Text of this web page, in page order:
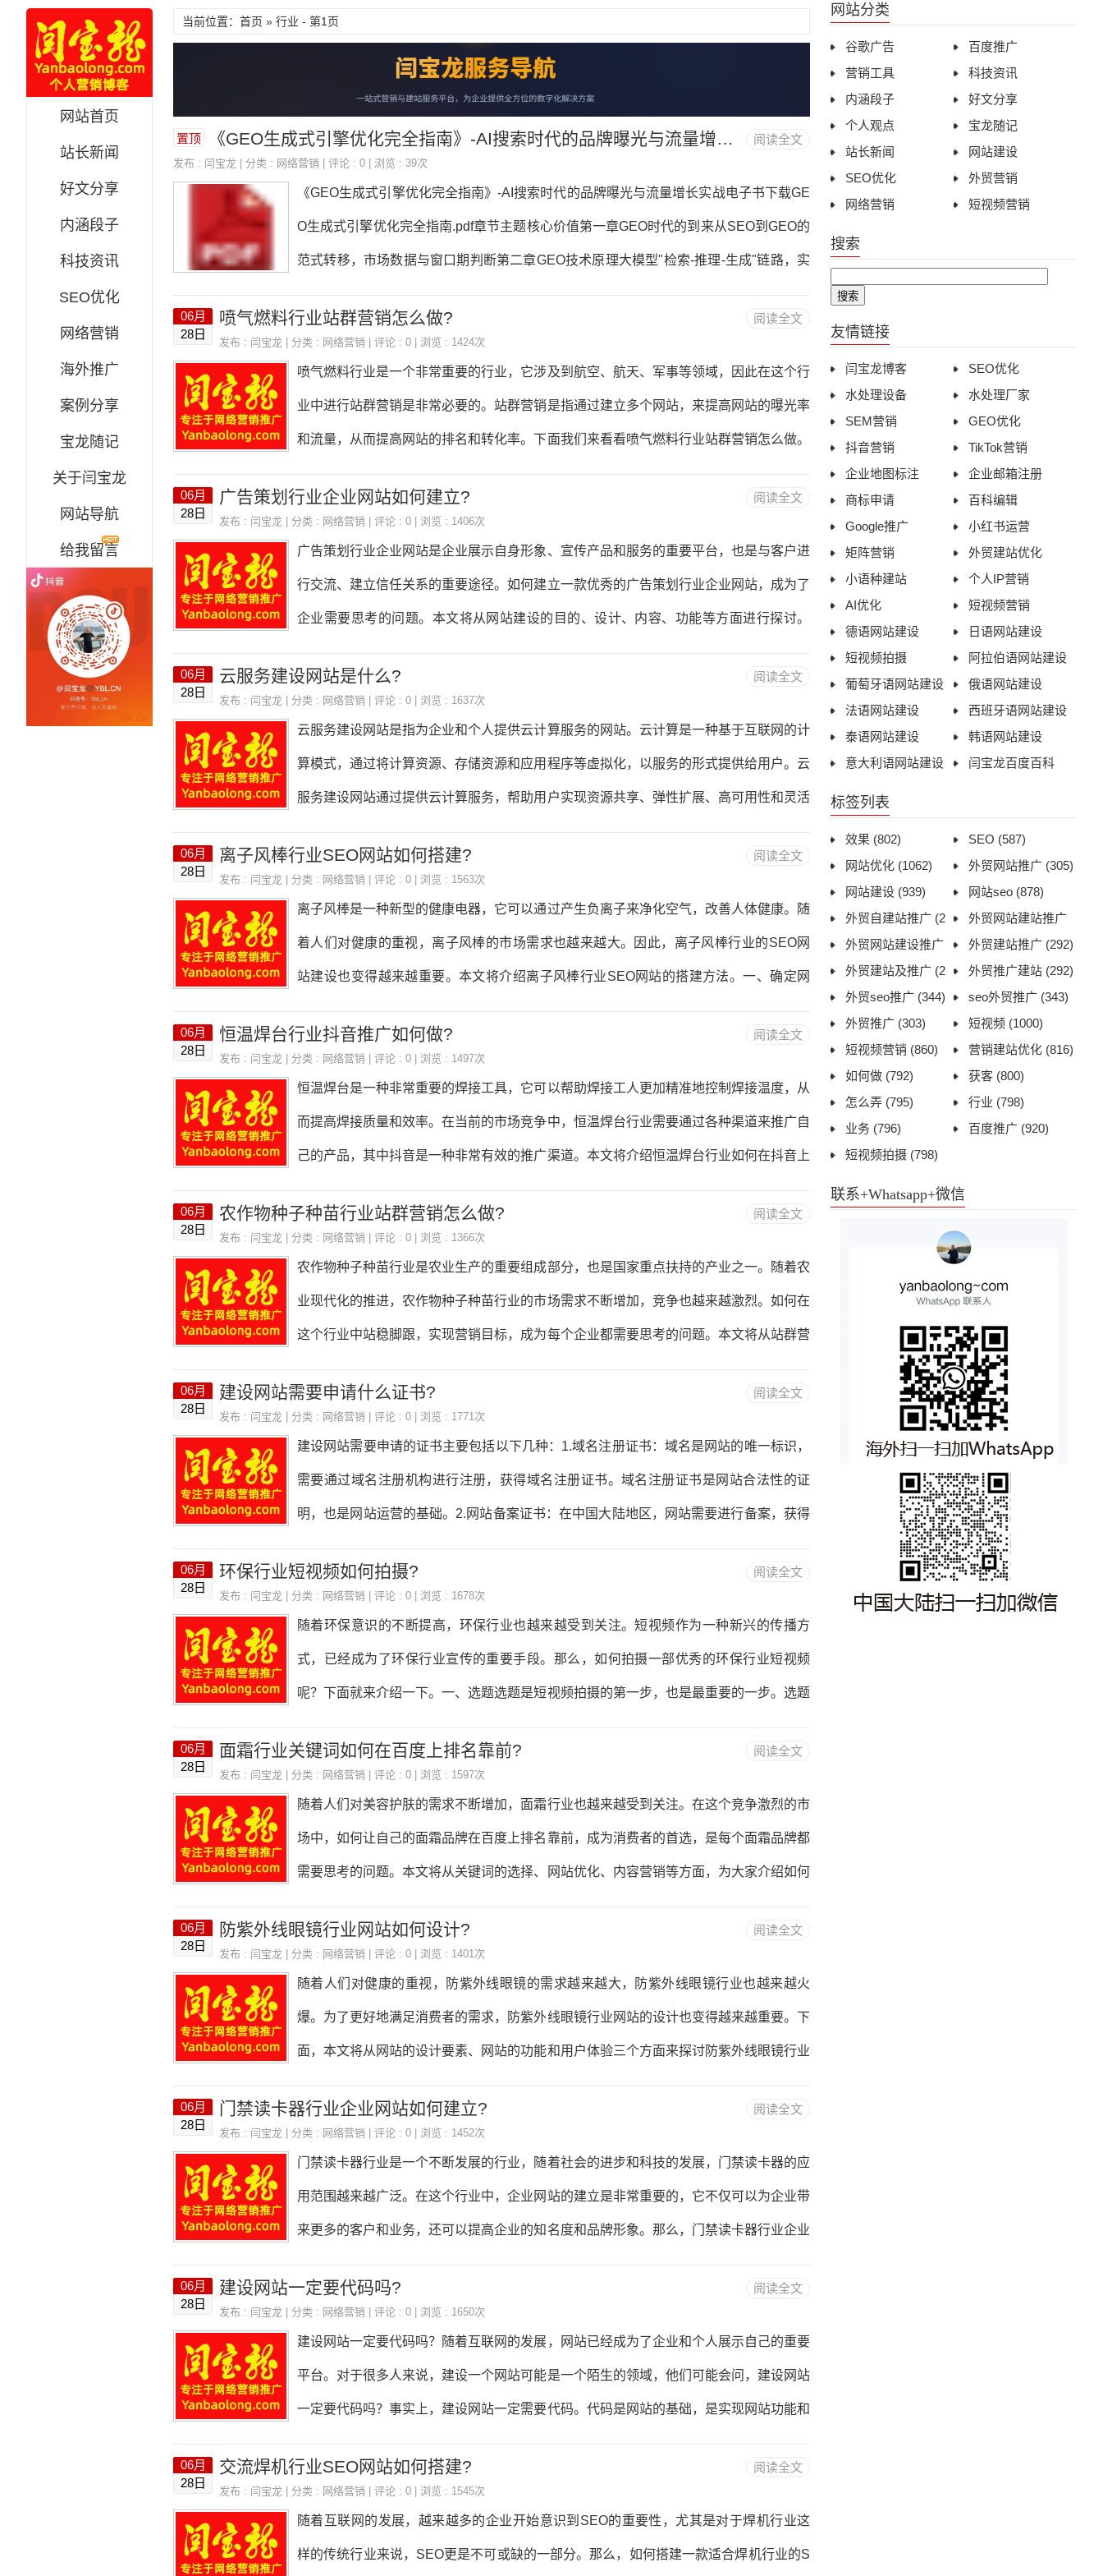
网站首页
站长新闻
好文分享
内涵段子
科技资讯
SEO优化
网络营销
海外推广
案例分享
宝龙随记
关于闫宝龙
网站导航
给我留言
当前位置：首页 » 行业 - 第1页
阅读全文
置顶 《GEO生成式引擎优化完全指南》-AI搜索时代的品牌曝光与流量增长实战电子书下载
发布 : 闫宝龙 | 分类 : 网络营销 | 评论 : 0 | 浏览 : 39次
《GEO生成式引擎优化完全指南》-AI搜索时代的品牌曝光与流量增长实战电子书下载GE
O生成式引擎优化完全指南.pdf章节主题核心价值第一章GEO时代的到来从SEO到GEO的
范式转移，市场数据与窗口期判断第二章GEO技术原理大模型"检索-推理-生成"链路，实
内容矩阵第四章结构化数据与SchemaJSON-LD实战部署，8大核心Schema类型详解第
阅读全文
06月
28日
喷气燃料行业站群营销怎么做?
发布 : 闫宝龙 | 分类 : 网络营销 | 评论 : 0 | 浏览 : 1424次
喷气燃料行业是一个非常重要的行业，它涉及到航空、航天、军事等领域，因此在这个行
业中进行站群营销是非常必要的。站群营销是指通过建立多个网站，来提高网站的曝光率
和流量，从而提高网站的排名和转化率。下面我们来看看喷气燃料行业站群营销怎么做。
燃料行业的站群目标可以是提高品牌知名度、增加销售量、提高转化率等。定位可以是针
阅读全文
06月
28日
广告策划行业企业网站如何建立?
发布 : 闫宝龙 | 分类 : 网络营销 | 评论 : 0 | 浏览 : 1406次
广告策划行业企业网站是企业展示自身形象、宣传产品和服务的重要平台，也是与客户进
行交流、建立信任关系的重要途径。如何建立一款优秀的广告策划行业企业网站，成为了
企业需要思考的问题。本文将从网站建设的目的、设计、内容、功能等方面进行探讨。
户、提高品牌知名度、建立信任关系等。因此，在建设网站之前，企业需要明确自身的定
阅读全文
06月
28日
云服务建设网站是什么?
发布 : 闫宝龙 | 分类 : 网络营销 | 评论 : 0 | 浏览 : 1637次
云服务建设网站是指为企业和个人提供云计算服务的网站。云计算是一种基于互联网的计
算模式，通过将计算资源、存储资源和应用程序等虚拟化，以服务的形式提供给用户。云
服务建设网站通过提供云计算服务，帮助用户实现资源共享、弹性扩展、高可用性和灵活
设网站提供虚拟化资源管理功能，包括虚拟机管理、存储管理、网络管理等。用户可以通
阅读全文
06月
28日
离子风棒行业SEO网站如何搭建?
发布 : 闫宝龙 | 分类 : 网络营销 | 评论 : 0 | 浏览 : 1563次
离子风棒是一种新型的健康电器，它可以通过产生负离子来净化空气，改善人体健康。随
着人们对健康的重视，离子风棒的市场需求也越来越大。因此，离子风棒行业的SEO网
站建设也变得越来越重要。本文将介绍离子风棒行业SEO网站的搭建方法。一、确定网
离子风棒行业的SEO网站的目标是什么？是为了提高品牌知名度，还是为了增加销售
阅读全文
06月
28日
恒温焊台行业抖音推广如何做?
发布 : 闫宝龙 | 分类 : 网络营销 | 评论 : 0 | 浏览 : 1497次
恒温焊台是一种非常重要的焊接工具，它可以帮助焊接工人更加精准地控制焊接温度，从
而提高焊接质量和效率。在当前的市场竞争中，恒温焊台行业需要通过各种渠道来推广自
己的产品，其中抖音是一种非常有效的推广渠道。本文将介绍恒温焊台行业如何在抖音上
特点和规则。抖音是一款短视频分享平台，用户可以通过拍摄15秒到60秒的短视频来分
阅读全文
06月
28日
农作物种子种苗行业站群营销怎么做?
发布 : 闫宝龙 | 分类 : 网络营销 | 评论 : 0 | 浏览 : 1366次
农作物种子种苗行业是农业生产的重要组成部分，也是国家重点扶持的产业之一。随着农
业现代化的推进，农作物种子种苗行业的市场需求不断增加，竞争也越来越激烈。如何在
这个行业中站稳脚跟，实现营销目标，成为每个企业都需要思考的问题。本文将从站群营
建立多个网站，将这些网站进行联合，形成一个网络营销平台，从而提高企业的曝光率和
阅读全文
06月
28日
建设网站需要申请什么证书?
发布 : 闫宝龙 | 分类 : 网络营销 | 评论 : 0 | 浏览 : 1771次
建设网站需要申请的证书主要包括以下几种：1.域名注册证书：域名是网站的唯一标识，
需要通过域名注册机构进行注册，获得域名注册证书。域名注册证书是网站合法性的证
明，也是网站运营的基础。2.网站备案证书：在中国大陆地区，网站需要进行备案，获得
地区正常访问。3.SSL证书：SSL证书是用于保护网站数据传输安全的证书。通过申请SS
阅读全文
06月
28日
环保行业短视频如何拍摄?
发布 : 闫宝龙 | 分类 : 网络营销 | 评论 : 0 | 浏览 : 1678次
随着环保意识的不断提高，环保行业也越来越受到关注。短视频作为一种新兴的传播方
式，已经成为了环保行业宣传的重要手段。那么，如何拍摄一部优秀的环保行业短视频
呢？下面就来介绍一下。一、选题选题是短视频拍摄的第一步，也是最重要的一步。选题
环保行业的新技术、新产品、新政策等方面入手，或者从环保行业的成功案例、环保志愿
阅读全文
06月
28日
面霜行业关键词如何在百度上排名靠前?
发布 : 闫宝龙 | 分类 : 网络营销 | 评论 : 0 | 浏览 : 1597次
随着人们对美容护肤的需求不断增加，面霜行业也越来越受到关注。在这个竞争激烈的市
场中，如何让自己的面霜品牌在百度上排名靠前，成为消费者的首选，是每个面霜品牌都
需要思考的问题。本文将从关键词的选择、网站优化、内容营销等方面，为大家介绍如何
入的词语，也是搜索引擎对网页内容进行分类和检索的重要依据。因此，选择合适的关键
阅读全文
06月
28日
防紫外线眼镜行业网站如何设计?
发布 : 闫宝龙 | 分类 : 网络营销 | 评论 : 0 | 浏览 : 1401次
随着人们对健康的重视，防紫外线眼镜的需求越来越大，防紫外线眼镜行业也越来越火
爆。为了更好地满足消费者的需求，防紫外线眼镜行业网站的设计也变得越来越重要。下
面，本文将从网站的设计要素、网站的功能和用户体验三个方面来探讨防紫外线眼镜行业
色、灰色、黑色为主，这些颜色能够很好地表现出防紫外线眼镜的特性，同时也能够给人
阅读全文
06月
28日
门禁读卡器行业企业网站如何建立?
发布 : 闫宝龙 | 分类 : 网络营销 | 评论 : 0 | 浏览 : 1452次
门禁读卡器行业是一个不断发展的行业，随着社会的进步和科技的发展，门禁读卡器的应
用范围越来越广泛。在这个行业中，企业网站的建立是非常重要的，它不仅可以为企业带
来更多的客户和业务，还可以提高企业的知名度和品牌形象。那么，门禁读卡器行业企业
行业企业网站之前，首先需要确定网站的目标和定位。这包括了网站的主要功能、服务对
阅读全文
06月
28日
建设网站一定要代码吗?
发布 : 闫宝龙 | 分类 : 网络营销 | 评论 : 0 | 浏览 : 1650次
建设网站一定要代码吗？随着互联网的发展，网站已经成为了企业和个人展示自己的重要
平台。对于很多人来说，建设一个网站可能是一个陌生的领域，他们可能会问，建设网站
一定要代码吗？事实上，建设网站一定需要代码。代码是网站的基础，是实现网站功能和
内容、搜索等等。代码可以控制网站的外观和交互方式，使用户能够方便地浏览和使用网
阅读全文
06月
28日
交流焊机行业SEO网站如何搭建?
发布 : 闫宝龙 | 分类 : 网络营销 | 评论 : 0 | 浏览 : 1545次
随着互联网的发展，越来越多的企业开始意识到SEO的重要性，尤其是对于焊机行业这
样的传统行业来说，SEO更是不可或缺的一部分。那么，如何搭建一款适合焊机行业的S
网站分类
谷歌广告
百度推广
营销工具
科技资讯
内涵段子
好文分享
个人观点
宝龙随记
站长新闻
网站建设
SEO优化
外贸营销
网络营销
短视频营销
搜索
友情链接
闫宝龙博客
SEO优化
水处理设备
水处理厂家
SEM营销
GEO优化
抖音营销
TikTok营销
企业地图标注
企业邮箱注册
商标申请
百科编辑
Google推广
小红书运营
矩阵营销
外贸建站优化
小语种建站
个人IP营销
AI优化
短视频营销
德语网站建设
日语网站建设
短视频拍摄
阿拉伯语网站建设
葡萄牙语网站建设
俄语网站建设
法语网站建设
西班牙语网站建设
泰语网站建设
韩语网站建设
意大利语网站建设
闫宝龙百度百科
标签列表
效果 (802) SEO (587)
网站优化 (1062) 外贸网站推广 (305)
网站建设 (939) 网站seo (878)
外贸自建站推广 (2
92)
外贸网站建站推广
(292)
外贸网站建设推广
(296)
外贸建站推广 (292)
外贸建站及推广 (2
95)
外贸推广建站 (292)
外贸seo推广 (344) seo外贸推广 (343)
外贸推广 (303) 短视频 (1000)
短视频营销 (860) 营销建站优化 (816)
如何做 (792) 获客 (800)
怎么弄 (795) 行业 (798)
业务 (796) 百度推广 (920)
短视频拍摄 (798)
联系+Whatsapp+微信